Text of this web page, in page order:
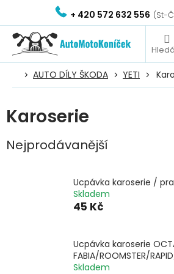
obsah
+ 420 572 632 556
AUTO DÍLY ŠKODA YETI
Karoserie
Nejprodávanější
Ucpávka karoserie /
Skladem
45 Kč
Ucpávka karoserie
FABIA/ROOMSTER/
Skladem